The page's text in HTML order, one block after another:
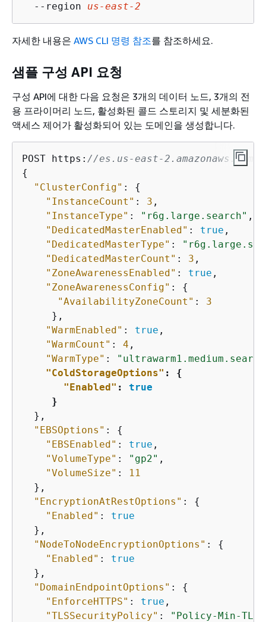
  --region
us-east-2
자세한 내용은 AWS CLI 명령 참조를 참조하세요.
샘플 구성 API 요청
구성 API에 대한 다음 요청은 3개의 데이터 노드, 3개의 전
용 프라이머리 노드, 활성화된 콜드 스토리지 및 세분화된
액세스 제어가 활성화되어 있는 도메인을 생성합니다.
POST https: //es.us-east-2.amazonaws.com/
{
"ClusterConfig" : {
"InstanceCount" : 3 ,
"InstanceType" : "r6g.large.search" ,
"DedicatedMasterEnabled" : true ,
"DedicatedMasterType" :
"DedicatedMasterCount" : 3 ,
"ZoneAwarenessEnabled" : true ,
"ZoneAwarenessConfig" : {
"AvailabilityZoneCount" : 3
     },
"WarmEnabled" : true ,
"WarmCount" : 4 ,
"WarmType" :
"ColdStorageOptions" : {
"Enabled" : true
     }
  },
"EBSOptions" : {
"EBSEnabled" : true ,
"VolumeType" : "gp2" ,
"VolumeSize" :
11
  },
"EncryptionAtRestOptions" : {
"Enabled" : true
  },
"NodeToNodeEncryptionOptions" : {
"Enabled" : true
  },
"DomainEndpointOptions" : {
"EnforceHTTPS" : true ,
"TLSSecurityPolicy" :
"Policy-Min-